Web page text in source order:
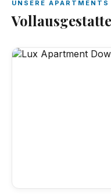
UNSERE APARTMENTS